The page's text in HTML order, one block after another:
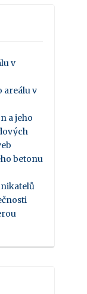
v
areálu v
a jeho
betonu